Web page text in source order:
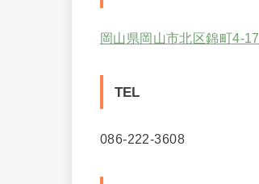
岡山県岡山市北区錦町4-17
TEL
086-222-3608